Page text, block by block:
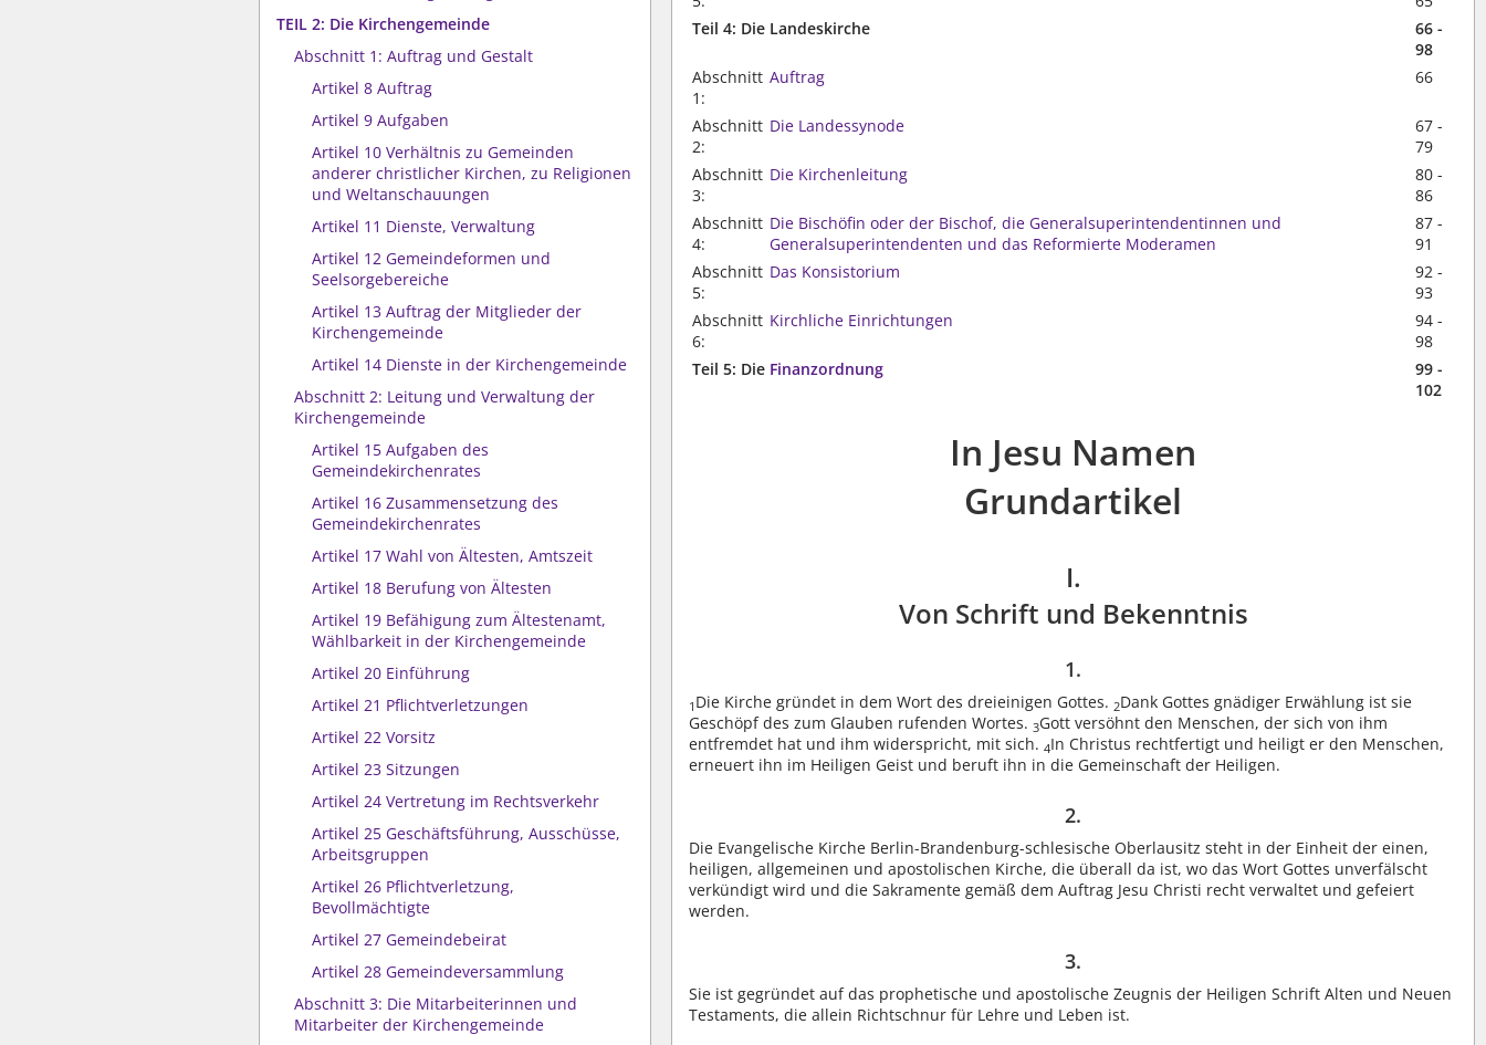
TEIL 2: Die Kirchengemeinde
Abschnitt 1: Auftrag und Gestalt
Artikel 8 Auftrag
Artikel 9 Aufgaben
Artikel 10 Verhältnis zu Gemeinden
anderer christlicher Kirchen, zu Religionen
und Weltanschauungen
Artikel 11 Dienste, Verwaltung
Artikel 12 Gemeindeformen und
Seelsorgebereiche
Artikel 13 Auftrag der Mitglieder der
Kirchengemeinde
Artikel 14 Dienste in der Kirchengemeinde
Abschnitt 2: Leitung und Verwaltung der
Kirchengemeinde
Artikel 15 Aufgaben des
Gemeindekirchenrates
Artikel 16 Zusammensetzung des
Gemeindekirchenrates
Artikel 17 Wahl von Ältesten, Amtszeit
Artikel 18 Berufung von Ältesten
Artikel 19 Befähigung zum Ältestenamt,
Wählbarkeit in der Kirchengemeinde
Artikel 20 Einführung
Artikel 21 Pflichtverletzungen
Artikel 22 Vorsitz
Artikel 23 Sitzungen
Artikel 24 Vertretung im Rechtsverkehr
Artikel 25 Geschäftsführung, Ausschüsse,
Arbeitsgruppen
Artikel 26 Pflichtverletzung,
Bevollmächtigte
Artikel 27 Gemeindebeirat
Artikel 28 Gemeindeversammlung
Abschnitt 3: Die Mitarbeiterinnen und
Mitarbeiter der Kirchengemeinde
Teil 4: Die Landeskirche
66 -
98
Abschnitt
1:
Auftrag 66
Abschnitt
2:
Die Landessynode
67 -
79
Abschnitt
3:
Die Kirchenleitung
80 -
86
Abschnitt
4:
Die Bischöfin oder der Bischof, die Generalsuperintendentinnen und
Generalsuperintendenten und das Reformierte Moderamen
87 -
91
Abschnitt
5:
Das Konsistorium
92 -
93
Abschnitt
6:
Kirchliche Einrichtungen
94 -
98
Teil 5: Die Finanzordnung
99 -
102
In Jesu Namen
Grundartikel
I.
Von Schrift und Bekenntnis
1.
1 Die Kirche gründet in dem Wort des dreieinigen Gottes. 2Dank Gottes gnädiger Erwählung ist sie
Geschöpf des zum Glauben rufenden Wortes.3Gott versöhnt den Menschen, der sich von ihm
entfremdet hat und ihm widerspricht, mit sich.4In Christus rechtfertigt und heiligt er den Menschen,
erneuert ihn im Heiligen Geist und beruft ihn in die Gemeinschaft der Heiligen.
2.
Die Evangelische Kirche Berlin-Brandenburg-schlesische Oberlausitz steht in der Einheit der einen,
heiligen, allgemeinen und apostolischen Kirche, die überall da ist, wo das Wort Gottes unverfälscht
verkündigt wird und die Sakramente gemäß dem Auftrag Jesu Christi recht verwaltet und gefeiert
werden.
3.
Sie ist gegründet auf das prophetische und apostolische Zeugnis der Heiligen Schrift Alten und Neuen
Testaments, die allein Richtschnur für Lehre und Leben ist.